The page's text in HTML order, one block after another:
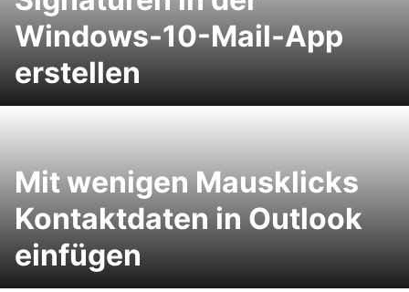
Windows-10-Mail-App
erstellen
Mit wenigen Mausklicks
Kontaktdaten in Outlook
einfügen